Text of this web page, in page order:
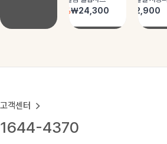
고객센터
1644-4370